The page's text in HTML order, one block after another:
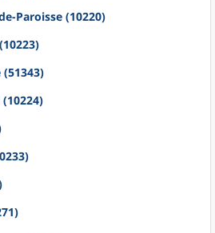
Paroisse (10220)